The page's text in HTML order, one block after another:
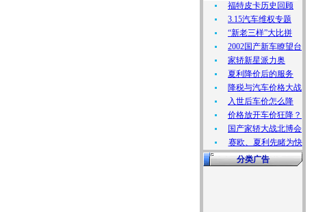
福特皮卡历史回顾
3.15汽车维权专题
“新老三样”大比拼
2002国产新车瞭望台
家轿新星派力奥
夏利降价后的服务
降税与汽车价格大战
入世后车价怎么降
价格放开车价狂降？
国产家轿大战北博会
赛欧、夏利先睹为快
分类广告